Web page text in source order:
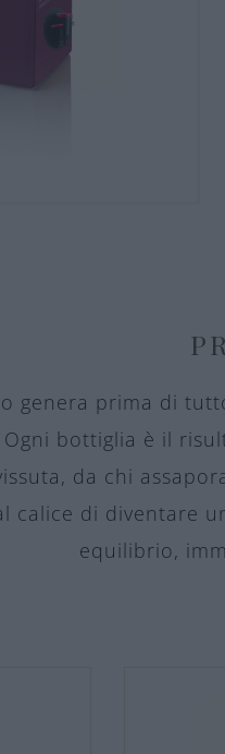
genera prima di
Ogni bottiglia è il
da chi
calice di diventare
equilibrio,